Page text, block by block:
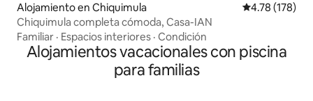
Alojamiento en Chiquimula Calificación
4.78 (178)
Chiquimula completa cómoda, Casa-IAN
Familiar · Espacios interiores · Condición
Alojamientos vacacionales con piscina
para familias